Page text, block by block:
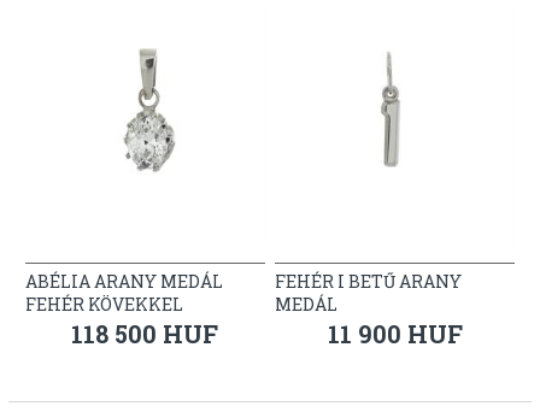
ABÉLIA ARANY MEDÁL
FEHÉR KÖVEKKEL
118 500 HUF
FEHÉR I BETŰ ARANY
MEDÁL
11 900 HUF